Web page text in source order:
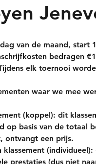
van de maand, start
bedragen
elk toernooi
waar we mee
(koppel): dit
op basis van de totaal
ontvangt een prijs.
klassement (individueel):
prestaties (dus niet